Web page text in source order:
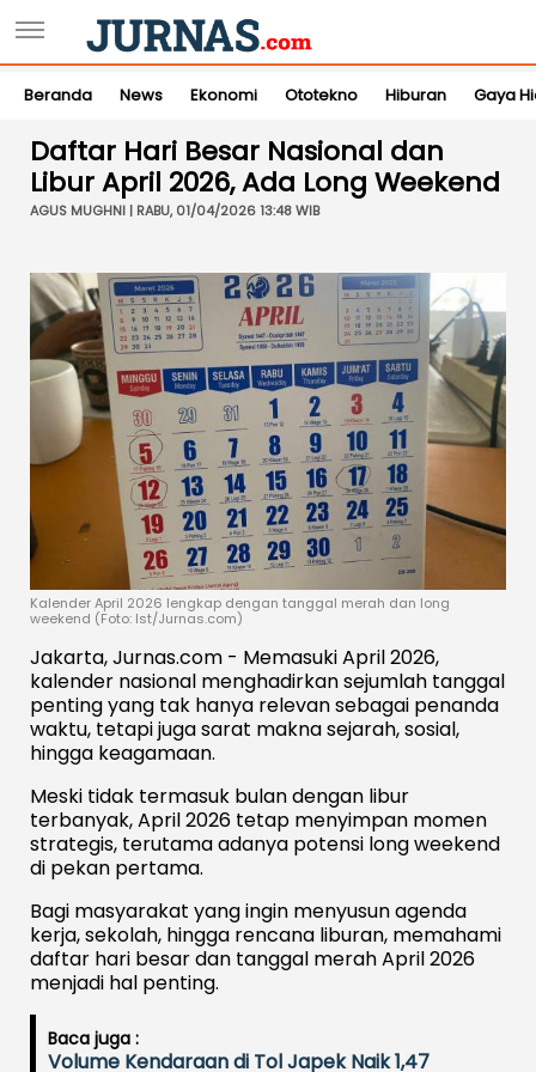
Beranda News Ekonomi Ototekno Hiburan Gaya
Daftar Hari Besar Nasional dan
Libur April 2026, Ada Long Weekend
AGUS MUGHNI | RABU, 01/04/2026 13:48 WIB
Kalender April 2026 lengkap dengan tanggal merah dan long
weekend (Foto: Ist/Jurnas.com)
Jakarta, Jurnas.com - Memasuki April 2026,
kalender nasional menghadirkan sejumlah tanggal
penting yang tak hanya relevan sebagai penanda
waktu, tetapi juga sarat makna sejarah, sosial,
hingga keagamaan.
Meski tidak termasuk bulan dengan libur
terbanyak, April 2026 tetap menyimpan momen
strategis, terutama adanya potensi long weekend
di pekan pertama.
Bagi masyarakat yang ingin menyusun agenda
kerja, sekolah, hingga rencana liburan, memahami
daftar hari besar dan tanggal merah April 2026
menjadi hal penting.
Baca juga :
Volume Kendaraan di Tol Japek Naik 1,47